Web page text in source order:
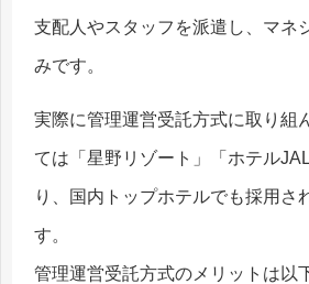
支配人やスタッフを派遣し、マネ
みです。
実際に管理運営受託方式に取り組
ては「星野リゾート」「ホテル
り、国内トップホテルでも採用さ
す。
管理運営受託方式のメリットは以